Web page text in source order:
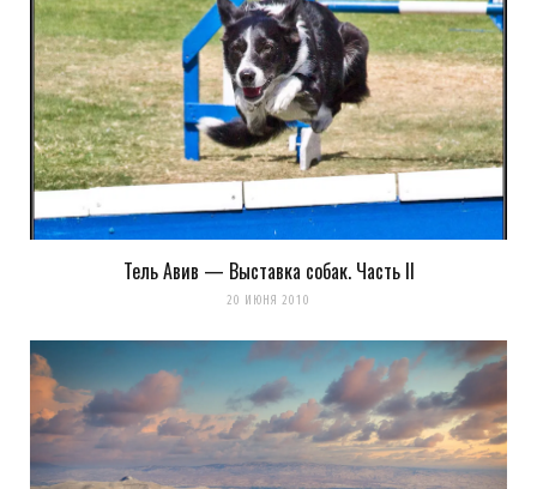
Тель Авив — Выставка собак. Часть II
20 ИЮНЯ 2010